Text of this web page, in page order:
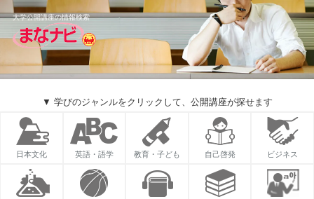
大学公開講座の情報検索
▼ 学びのジャンルをクリックして、公開講座が探せます
日本文化 英語・語学 教育・子ども 自己啓発 ビジネス